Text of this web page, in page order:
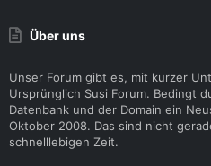
Über uns
Unser Forum gibt es, mit kurzer
Ursprünglich Susi Forum. Bedingt
Datenbank und der Domain ein
Oktober 2008. Das sind nicht
schnelllebigen Zeit.